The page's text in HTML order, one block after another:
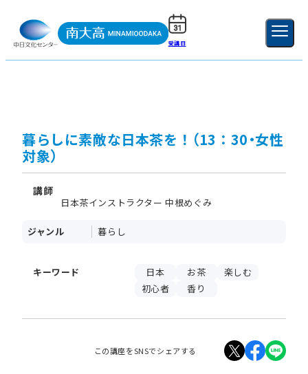
受講日 新規登録
暮らしに素敵な日本茶を！（13：30・女性
対象）
講師
日本茶インストラクター 中根めぐみ
ジャンル 暮らし
キーワード 日本 お茶
楽しむ
初心者
香り
この講座をSNSでシェアする